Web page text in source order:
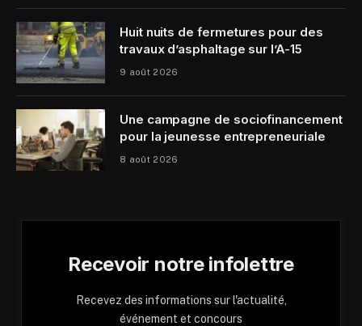
Huit nuits de fermetures pour des
travaux d’asphaltage sur l’A-15
9 août 2026
Une campagne de sociofinancement
pour la jeunesse entrepreneuriale
8 août 2026
Recevoir notre infolettre
Recevez des informations sur l'actualité,
événement et concours